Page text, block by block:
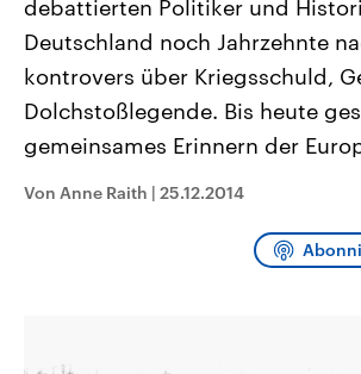
2026
Alle Informationen
Sachsen-Anhalt wählt am 6.
September 2026 einen neuen
Landtag. Seit 2021 wird das
Bundesland von einer Koalition aus
CDU, SPD und FDP regiert.-
Umfragen, Prognosen,
und Hintergründe zu den Parteien
und Kandidaten der anstehenden
den
mit
Sendungen Programm
debattierten Politiker und
Deutschland noch Jahrzehnte
kontrovers über Kriegsschuld,
Dolchstoßlegende. Bis heute
gemeinsames Erinnern der
Von Anne Raith | 25.12.2014